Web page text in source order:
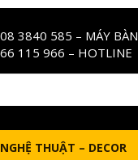
3840 585 – MÁY BÀN
115 966 – HOTLINE
THUẬT – DECOR